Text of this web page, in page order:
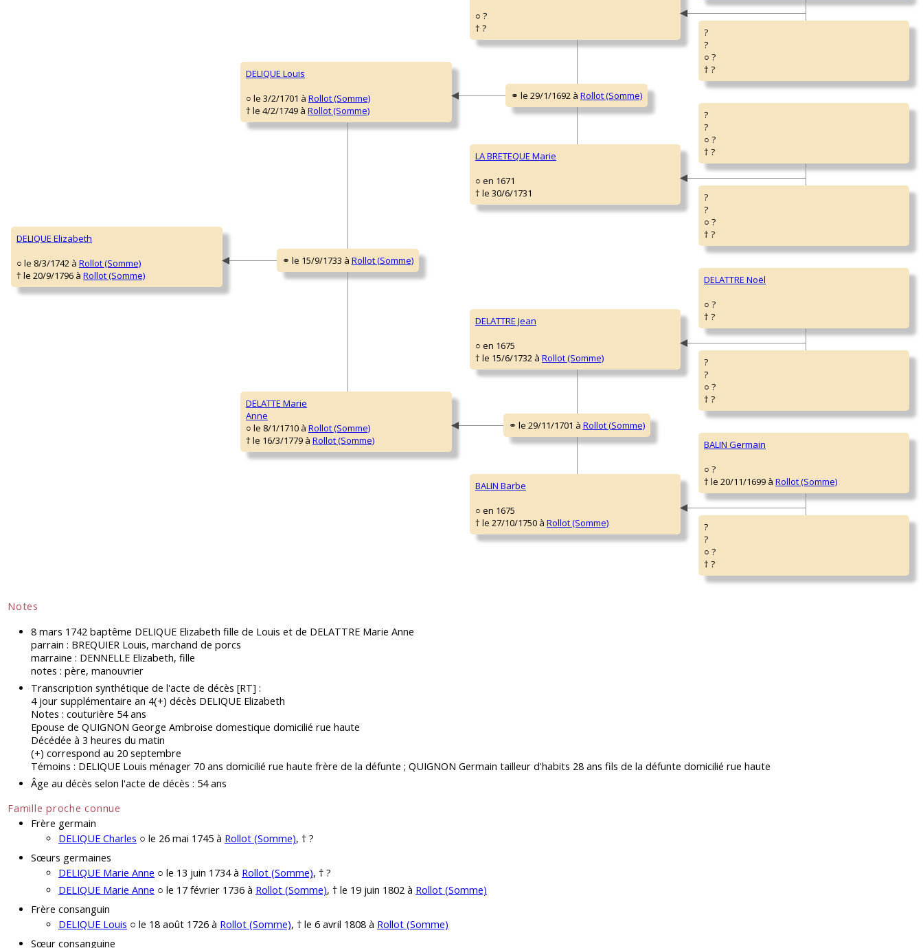
DELIQUE Elizabeth
○ le 8/3/1742 à Rollot (Somme)
† le 20/9/1796 à Rollot (Somme)
DELIQUE Louis
○ le 3/2/1701 à Rollot (Somme)
† le 4/2/1749 à Rollot (Somme)
○ ?
† ?
?
?
○ ?
† ?
LA BRETEQUE Marie
○ en 1671
† le 30/6/1731
?
?
○ ?
† ?
?
?
○ ?
† ?
DELATTE Marie
Anne
○ le 8/1/1710 à Rollot (Somme)
† le 16/3/1779 à Rollot (Somme)
DELATTRE Jean
○ en 1675
† le 15/6/1732 à Rollot (Somme)
DELATTRE Noël
○ ?
† ?
?
?
○ ?
† ?
BALIN Barbe
○ en 1675
† le 27/10/1750 à Rollot (Somme)
BALIN Germain
○ ?
† le 20/11/1699 à Rollot (Somme)
?
?
○ ?
† ?
Notes
8 mars 1742 baptême DELIQUE Elizabeth fille de Louis et de DELATTRE Marie Anne
parrain : BREQUIER Louis, marchand de porcs
marraine : DENNELLE Elizabeth, fille
notes : père, manouvrier
Transcription synthétique de l'acte de décès [RT] :
4 jour supplémentaire an 4(+) décès DELIQUE Elizabeth
Notes : couturière 54 ans
Epouse de QUIGNON George Ambroise domestique domicilié rue haute
Décédée à 3 heures du matin
(+) correspond au 20 septembre
Témoins : DELIQUE Louis ménager 70 ans domicilié rue haute frère de la défunte ; QUIGNON Germain tailleur d'habits 28 ans fils de la défunte domicilié rue haute
Âge au décès selon l'acte de décès : 54 ans
Famille proche connue
Frère germain
DELIQUE Charles ○ le 26 mai 1745 à Rollot (Somme), † ?
Sœurs germaines
DELIQUE Marie Anne ○ le 13 juin 1734 à Rollot (Somme), † ?
DELIQUE Marie Anne ○ le 17 février 1736 à Rollot (Somme), † le 19 juin 1802 à Rollot (Somme)
Frère consanguin
DELIQUE Louis ○ le 18 août 1726 à Rollot (Somme), † le 6 avril 1808 à Rollot (Somme)
Sœur consanguine